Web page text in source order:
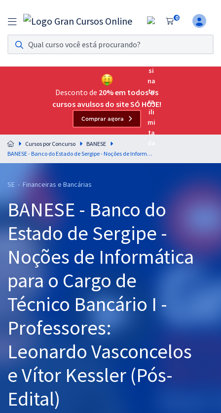
0
Assinatura Ilimitada 11
Acesso a todos os cursos. Teste grátis por 7 dias!
Assinatura OAB Até Passar
Acesso ilimitado a toda preparação para o Exame da
Residências Multiprofissionais
Preparação completa e intensiva para as principais
residências em saúde do Brasil
Cursos 20% OFF
Pós
Graduação
OAB
Mentorias
Questões grátis
Aprovados
Atendimento
Desconto de 20% em todos os
cursos avulsos do site SÓ HOJE!
Comprar agora
Cursos por Concurso
BANESE
BANESE - Banco do Estado de Sergipe - Noções de Informática para o Cargo de Técnico Bancário I - Professores: Leonardo Vasconcelos e Vítor Kessler (Pós-Edital)
SE - Financeiras e Bancárias
BANESE - Banco do
Estado de Sergipe -
Noções de Informática
para o Cargo de
Técnico Bancário I -
Professores:
Leonardo Vasconcelos
e Vítor Kessler (Pós-
Edital)